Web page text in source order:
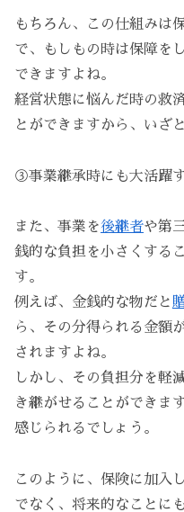
もちろん、この仕組みは
で、もしもの時は保障を
できますよね。
経営状態に悩んだ時の救
とができますから、いざ
③事業継承時にも大活躍
また、事業を後継者や第
銭的な負担を小さくする
す。
例えば、金銭的な物だと
ら、その分得られる金額
されますよね。
しかし、その負担分を軽
き継がせることができま
感じられるでしょう。
このように、保険に加入
でなく、将来的なことに